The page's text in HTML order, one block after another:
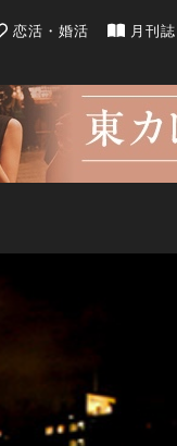
グルメ、洗練された
恋活・婚活 月刊誌